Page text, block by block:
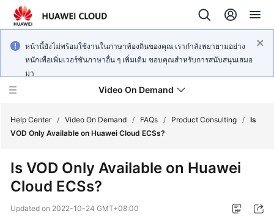
หน้านี้ยังไม่พร้อมใช้งานในภาษาท้องถิ่นของคุณ เรากำลังพยายามอย่าง
หนักเพื่อเพิ่มเวอร์ชันภาษาอื่น ๆ เพิ่มเติม ขอบคุณสำหรับการสนับสนุนเสมอ
มา
Video On Demand
New
Bulletin
Help Center / Video On Demand / FAQs / Product Consulting / Is
VOD Only Available on Huawei Cloud ECSs?
Is VOD Only Available on Huawei
Cloud ECSs?
Updated on 2022-10-24 GMT+08:00